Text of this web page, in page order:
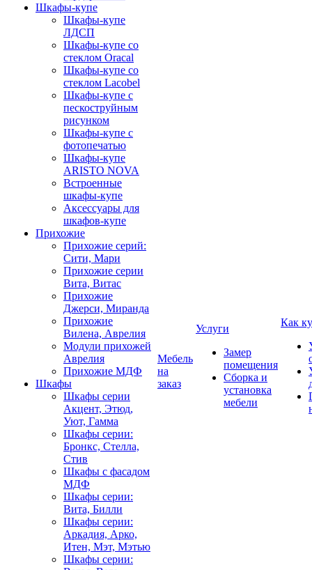
Шкафы-купе
Шкафы-купе
ЛДСП
Шкафы-купе со
стеклом Oracal
Шкафы-купе со
стеклом Lacobel
Шкафы-купе с
пескоструйным
рисунком
Шкафы-купе с
фотопечатью
Шкафы-купе
ARISTO NOVA
Встроенные
шкафы-купе
Аксессуары для
шкафов-купе
Прихожие
Прихожие серий:
Сити, Мари
Прихожие серии
Вита, Витас
Прихожие
Джерси, Миранда
Прихожие
Вилена, Аврелия
Модули прихожей
Аврелия
Прихожие МДФ
Шкафы
Шкафы серии
Акцент, Этюд,
Уют, Гамма
Шкафы серии:
Бронкс, Стелла,
Стив
Шкафы с фасадом
МДФ
Шкафы серии:
Вита, Билли
Шкафы серии:
Аркадия, Арко,
Итен, Мэт, Мэтью
Шкафы серии:
Мебель
на
заказ
Услуги
Замер
помещения
Сборка и
установка
мебели
Как